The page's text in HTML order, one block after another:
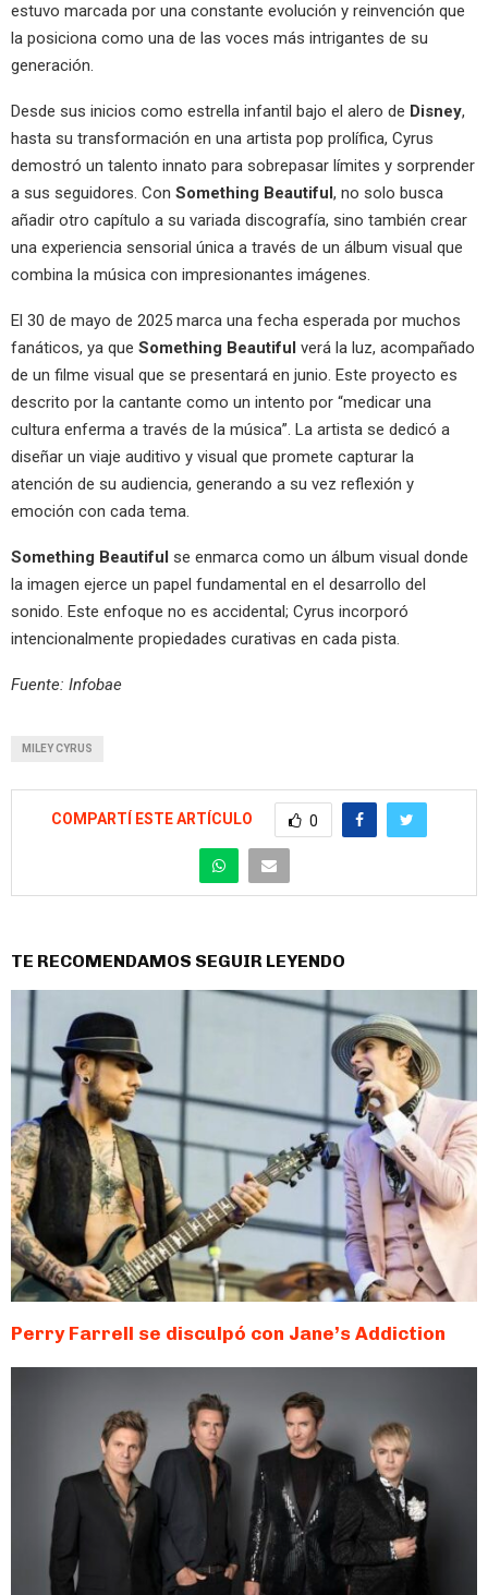
estuvo marcada por una constante evolución y reinvención que
la posiciona como una de las voces más intrigantes de su
generación.
Desde sus inicios como estrella infantil bajo el alero de Disney,
hasta su transformación en una artista pop prolífica, Cyrus
demostró un talento innato para sobrepasar límites y sorprender
a sus seguidores. Con Something Beautiful, no solo busca
añadir otro capítulo a su variada discografía, sino también crear
una experiencia sensorial única a través de un álbum visual que
combina la música con impresionantes imágenes.
El 30 de mayo de 2025 marca una fecha esperada por muchos
fanáticos, ya que Something Beautiful verá la luz, acompañado
de un filme visual que se presentará en junio. Este proyecto es
descrito por la cantante como un intento por “medicar una
cultura enferma a través de la música”. La artista se dedicó a
diseñar un viaje auditivo y visual que promete capturar la
atención de su audiencia, generando a su vez reflexión y
emoción con cada tema.
Something Beautiful se enmarca como un álbum visual donde
la imagen ejerce un papel fundamental en el desarrollo del
sonido. Este enfoque no es accidental; Cyrus incorporó
intencionalmente propiedades curativas en cada pista.
Fuente: Infobae
MILEY CYRUS
COMPARTÍ ESTE ARTÍCULO 0
TE RECOMENDAMOS SEGUIR LEYENDO
Perry Farrell se disculpó con Jane’s Addiction